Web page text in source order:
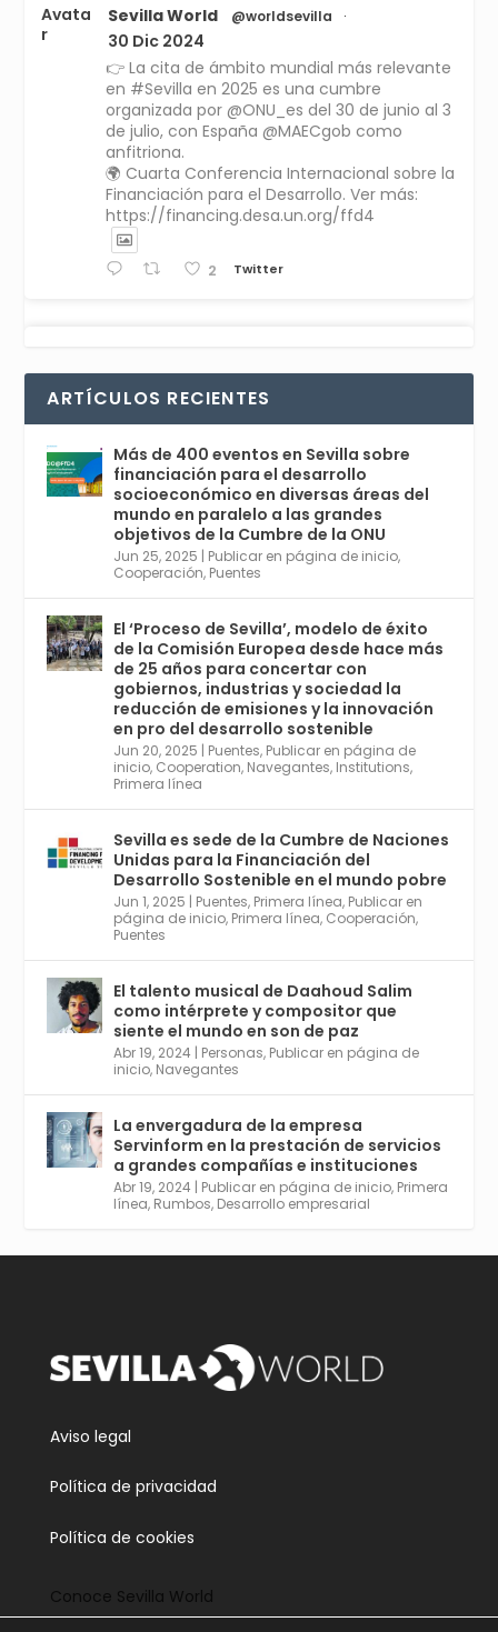
Avata
r
Sevilla World @worldsevilla ·
30 Dic 2024
👉 La cita de ámbito mundial más relevante
en #Sevilla en 2025 es una cumbre
organizada por @ONU_es del 30 de junio al 3
de julio, con España @MAECgob como
anfitriona.
🌍 Cuarta Conferencia Internacional sobre la
Financiación para el Desarrollo. Ver más:
https://financing.desa.un.org/ffd4
2 Twitter
r
comienza en Sevilla este lunes 2 con la
Conferencia Internacional sobre Catálisis, y
con el Congreso de Parasitología. Del día 3 al
6, Congreso de Metodología de Ciencias
Sociales y la Salud; y los días 5 y 6 Jornadas
de Economía Industrial.
4
1 2 Twitter
Avata
r
Sevilla World @worldsevilla ·
21 May 2024
Conoce a @mvbim, la empresa sevillana
que ha sido pionera en España en el uso de
la tecnología BIM para digitalizar e
industrializar la arquitectura y la
construcción. Ver su dimensión
internacional en el reportaje de
@juanluispavon1 en @elCorreoWeb :
https://tinyurl.com/yfa2h55p
2 6 Twitter
Avata
Sevilla World @worldsevilla ·
30 Abr 2024
Aprovéchalo si vives en Sevilla capital o
provincia. Curso gratuito en Internet de las
Cosas, Inteligencia Artificial y Smart Cities
plazo acaba el 2 de mayo. Dota de gran
empleabilidad. Ver y enlace a inscripción:
https://tinyurl.com/yu5xhwjr
ARTÍCULOS RECIENTES
Más de 400 eventos en Sevilla sobre
financiación para el desarrollo
socioeconómico en diversas áreas del
mundo en paralelo a las grandes
objetivos de la Cumbre de la ONU
Jun 25, 2025 | Publicar en página de inicio,
Cooperación, Puentes
El ‘Proceso de Sevilla’, modelo de éxito
de la Comisión Europea desde hace más
de 25 años para concertar con
gobiernos, industrias y sociedad la
reducción de emisiones y la innovación
en pro del desarrollo sostenible
Jun 20, 2025 | Puentes, Publicar en página de
inicio, Cooperation, Navegantes, Institutions,
Primera línea
Sevilla es sede de la Cumbre de Naciones
Unidas para la Financiación del
Desarrollo Sostenible en el mundo pobre
Jun 1, 2025 | Puentes, Primera línea, Publicar en
página de inicio, Primera línea, Cooperación,
Puentes
El talento musical de Daahoud Salim
como intérprete y compositor que
siente el mundo en son de paz
Abr 19, 2024 | Personas, Publicar en página de
inicio, Navegantes
La envergadura de la empresa
Servinform en la prestación de servicios
a grandes compañías e instituciones
Abr 19, 2024 | Publicar en página de inicio, Primera
línea, Rumbos, Desarrollo empresarial
Aviso legal
Política de privacidad
Política de cookies
Conoce Sevilla World